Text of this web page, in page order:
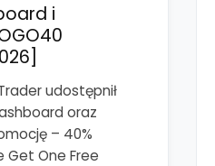
i
udostępnił
oraz
– 40%
Get One Free